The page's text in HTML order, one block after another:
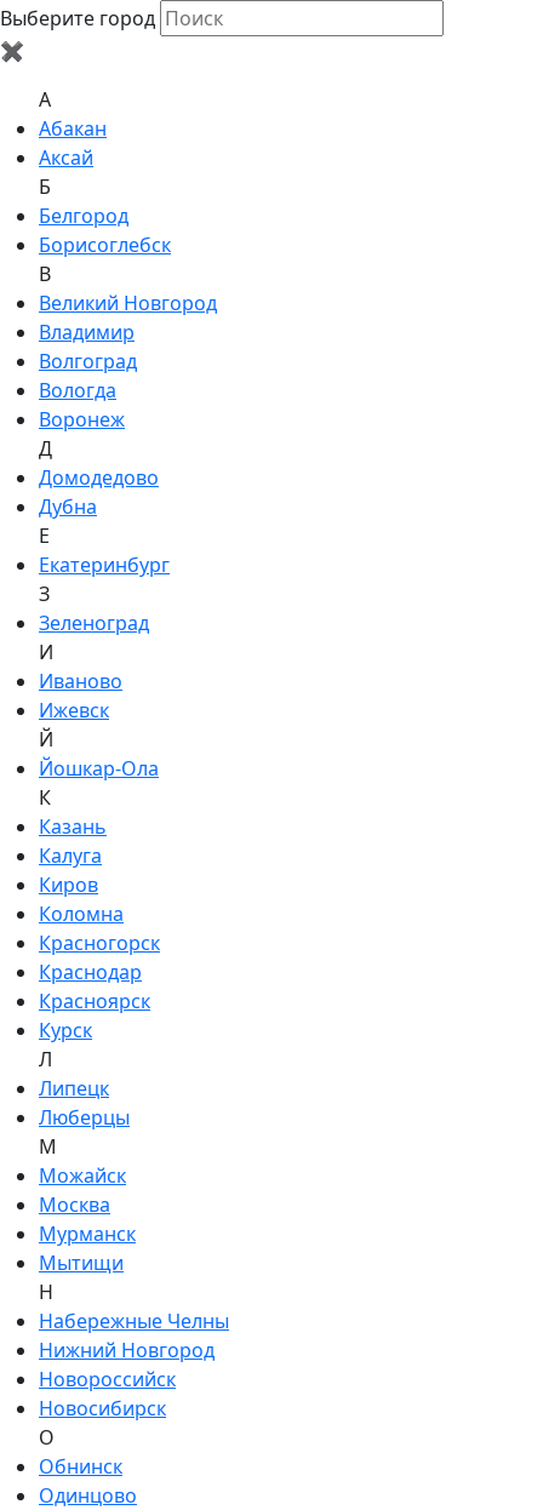
Выберите город
✖
A
Абакан
Аксай
Б
Белгород
Борисоглебск
В
Великий Новгород
Владимир
Волгоград
Вологда
Воронеж
Д
Домодедово
Дубна
Е
Екатеринбург
З
Зеленоград
И
Иваново
Ижевск
Й
Йошкар-Ола
К
Казань
Калуга
Киров
Коломна
Красногорск
Краснодар
Красноярск
Курск
Л
Липецк
Люберцы
М
Можайск
Москва
Мурманск
Мытищи
Н
Набережные Челны
Нижний Новгород
Новороссийск
Новосибирск
О
Обнинск
Одинцово